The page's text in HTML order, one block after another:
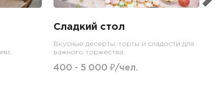
Сладкий стол
Вкусные десерты, торты и сладости для
важного торжества.
400 - 5 000 ₽/чел.